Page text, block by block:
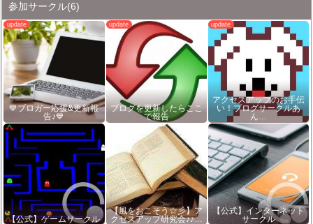
参加サークル(6)
💙ブロガー応援&更新報
告♪💙
ブログを更新したらここ
で報告
アクセスアップのお手伝
い！ブログサークルあ
ん…
【公式】ゲームサークル
【風をおこそう☆彡】ア
クセスアップ研究会♪♪…
【公式】インターネット
サークル